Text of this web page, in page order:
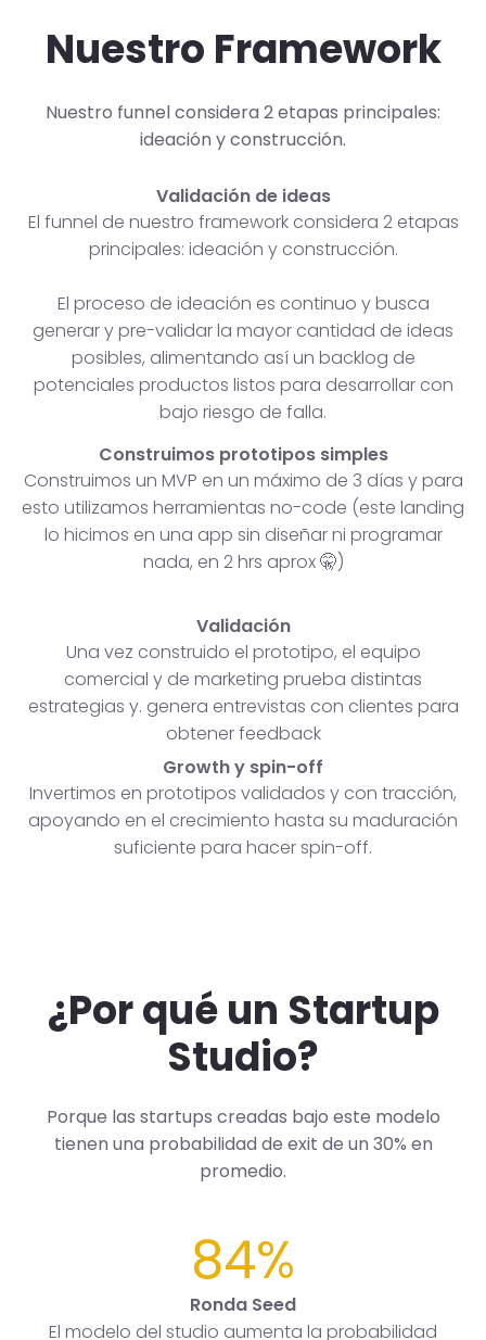
Nuestro Framework
Nuestro funnel considera 2 etapas principales:
ideación y construcción.
Validación de ideas
El funnel de nuestro framework considera 2 etapas
principales: ideación y construcción.
El proceso de ideación es continuo y busca
generar y pre-validar la mayor cantidad de ideas
posibles, alimentando así un backlog de
potenciales productos listos para desarrollar con
bajo riesgo de falla.
Construimos prototipos simples
Construimos un MVP en un máximo de 3 días y para
esto utilizamos herramientas no-code (este landing
lo hicimos en una app sin diseñar ni programar
nada, en 2 hrs aprox 🤫)
Validación
Una vez construido el prototipo, el equipo
comercial y de marketing prueba distintas
estrategias y. genera entrevistas con clientes para
obtener feedback
Growth y spin-off
Invertimos en prototipos validados y con tracción,
apoyando en el crecimiento hasta su maduración
suficiente para hacer spin-off.
¿Por qué un Startup
Studio?
Porque las startups creadas bajo este modelo
tienen una probabilidad de exit de un 30% en
promedio.
84%
Ronda Seed
El modelo del studio aumenta la probabilidad